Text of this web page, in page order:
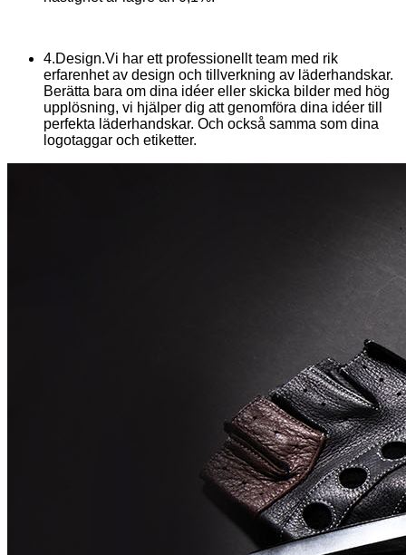
4.Design.Vi har ett professionellt team med rik
erfarenhet av design och tillverkning av läderhandskar.
Berätta bara om dina idéer eller skicka bilder med hög
upplösning, vi hjälper dig att genomföra dina idéer till
perfekta läderhandskar. Och också samma som dina
logotaggar och etiketter.